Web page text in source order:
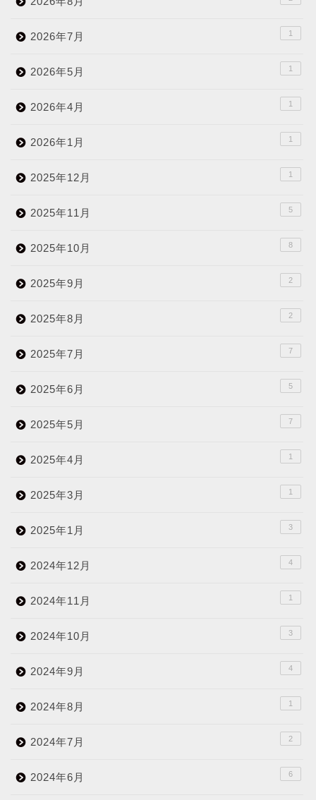
2026年7月 1
2026年5月 1
2026年4月 1
2026年1月 1
2025年12月 1
2025年11月 5
2025年10月 8
2025年9月 2
2025年8月 2
2025年7月 7
2025年6月 5
2025年5月 7
2025年4月 1
2025年3月 1
2025年1月 3
2024年12月 4
2024年11月 1
2024年10月 3
2024年9月 4
2024年8月 1
2024年7月 2
2024年6月 6